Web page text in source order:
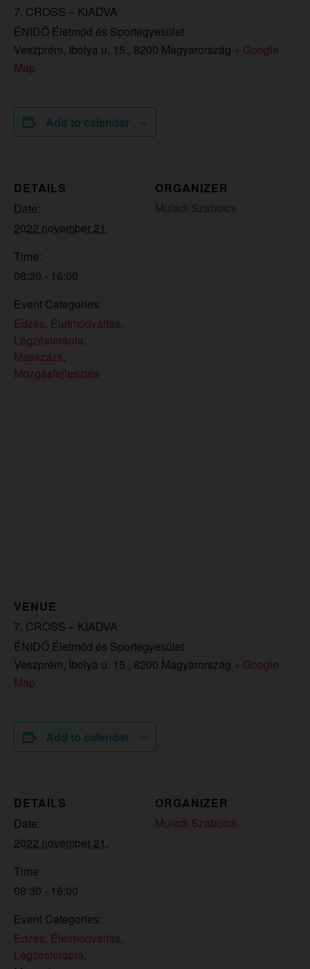
7. CROSS – KIADVA
ÉNIDŐ Életmód és Sportegyesület
Veszprém, Ibolya u. 15., 8200 Magyarország + Google
Map
Add to calendar
DETAILS
Date:
2022 november 21.
Time:
08:30 - 16:00
Event Categories:
Edzés, Életmódváltás,
Légzésterápia,
Masszázs,
Mozgásfejlesztés
ORGANIZER
Muladi Szabolcs
VENUE
7. CROSS – KIADVA
ÉNIDŐ Életmód és Sportegyesület
Veszprém, Ibolya u. 15., 8200 Magyarország + Google
Map
Add to calendar
DETAILS
Date:
2022 november 21.
Time:
08:30 - 16:00
Event Categories:
Edzés, Életmódváltás,
Légzésterápia,
ORGANIZER
Muladi Szabolcs